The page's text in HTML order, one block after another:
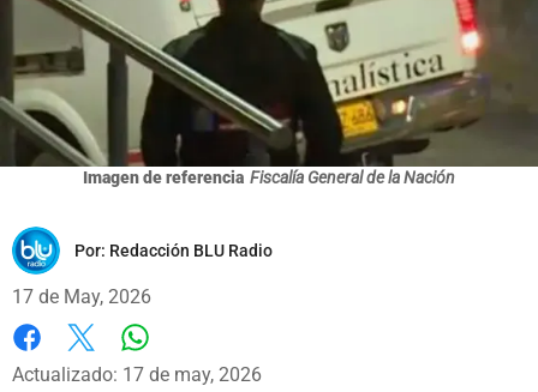
Imagen de referencia Fiscalía General de la Nación
Por: Redacción BLU Radio
17 de May, 2026
Facebook
X
Actualizado: 17 de may, 2026